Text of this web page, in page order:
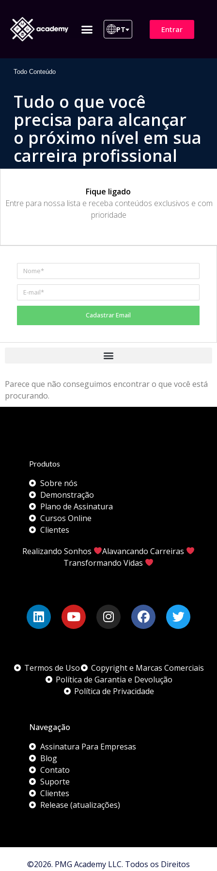
PT Entrar
Todo Conteúdo
Tudo o que você
precisa para alcançar
o próximo nível em sua
carreira profissional
Fique ligado
​Entre para nossa lista e receba conteúdos exclusivos e com
prioridade
Cadastrar Email
Parece que não conseguimos encontrar o que você está
procurando.
Produtos
Sobre nós
Demonstração
Plano de Assinatura
Cursos Online
Clientes
Realizando Sonhos
Alavancando Carreiras
Transformando Vidas
Termos de Uso
Copyright e Marcas Comerciais
Política de Garantia e Devolução
Política de Privacidade
Navegação
Assinatura Para Empresas
Blog
Contato
Suporte
Clientes
Release (atualizações)
©2026. PMG Academy LLC. Todos os Direitos